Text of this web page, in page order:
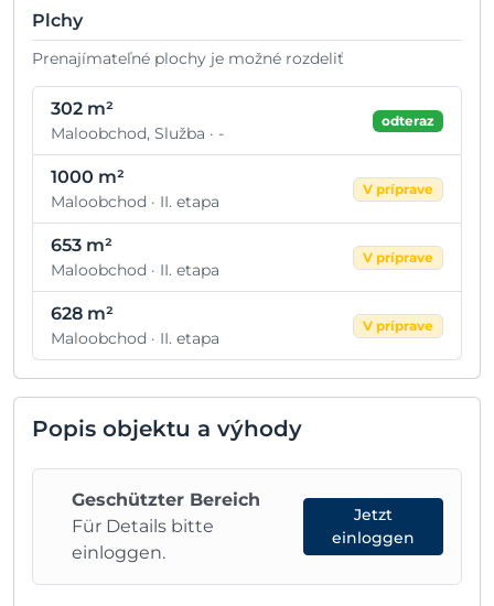
Plchy
Prenajímateľné plochy je možné rozdeliť
302 m²
Maloobchod, Služba · -
odteraz
1000 m²
Maloobchod · II. etapa
V príprave
653 m²
Maloobchod · II. etapa
V príprave
628 m²
Maloobchod · II. etapa
V príprave
Popis objektu a výhody
Geschützter Bereich
Für Details bitte
einloggen.
Jetzt
einloggen